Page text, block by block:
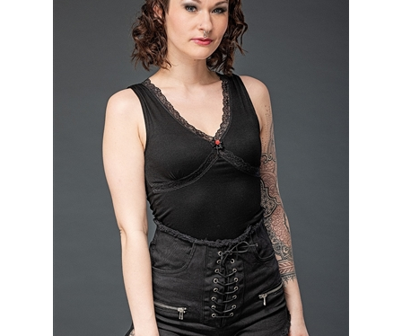
Frauen
Männer
Plus Size
Store Leipzig
Accessoires
Sale
Gutscheine